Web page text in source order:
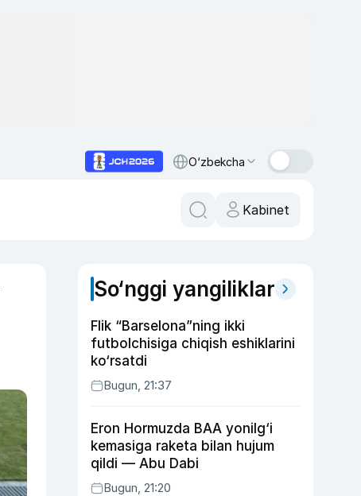
O‘zbekcha
Kabinet
So‘nggi yangiliklar
Flik “Barselona”ning ikki
futbolchisiga chiqish eshiklarini
ko‘rsatdi
Bugun, 21:37
Eron Hormuzda BAA yonilg‘i
kemasiga raketa bilan hujum
qildi — Abu Dabi
Bugun, 21:20